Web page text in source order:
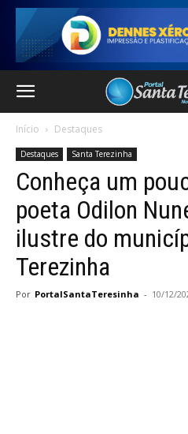
Início Destaques
Destaques Santa Terezinha
Conheça um
poeta Odilon
ilustre do
Terezinha
Por PortalSantaTeresinha - 10/12/